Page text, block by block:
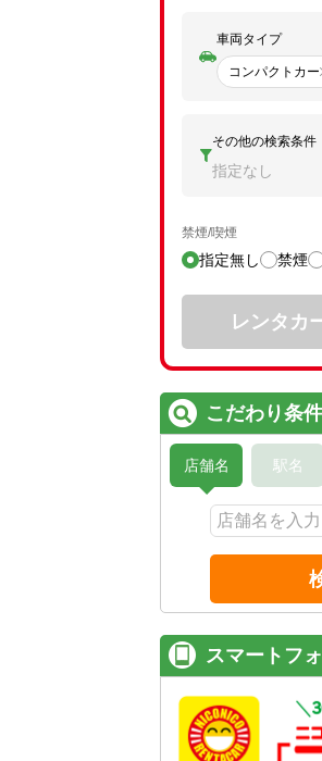
車両タイプ
コンパクトカー
その他の検索条件
指定なし
禁煙/喫煙
指定無し 禁煙
レンタカ
こだわり条
店舗名 駅名
スマートフ